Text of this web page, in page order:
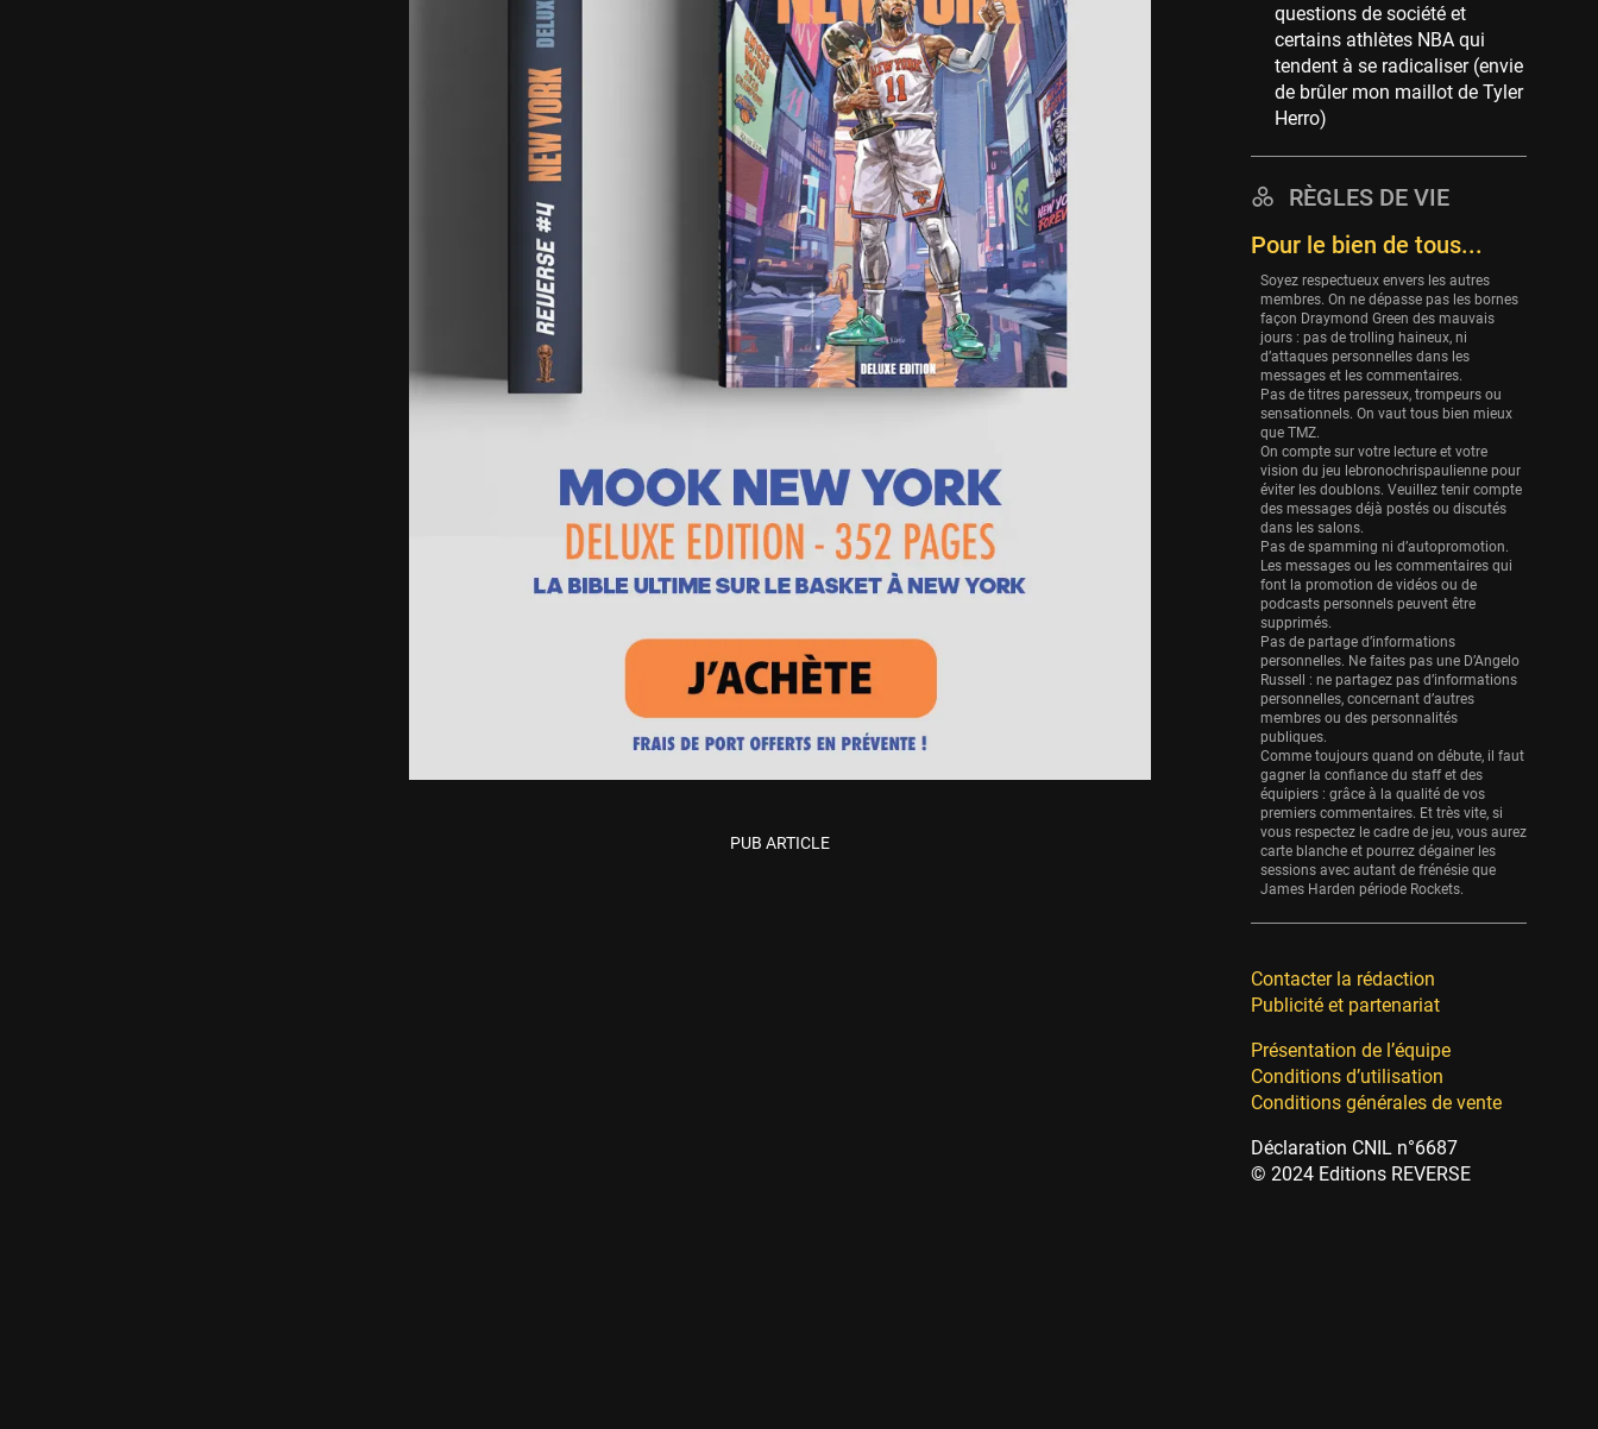
PUB ARTICLE
Euroleague
34 sessions
Charlotte Hornets
32 sessions
31 sessions
Washington Wizards
29 sessions
Portland Trail Blazers
27 sessions
Eurobasket
25 sessions
Detroit Pistons
25 sessions
Brooklyn Nets
24 sessions
Sacramento Kings
24 sessions
Utah Jazz
22 sessions
Toronto Raptors
18 sessions
REVERSE
11 sessions
Bleues
0 sessions
questions de société et
certains athlètes NBA qui
tendent à se radicaliser (envie
de brûler mon maillot de Tyler
Herro)
RÈGLES DE VIE
Pour le bien de tous...
Soyez respectueux envers les autres
membres. On ne dépasse pas les bornes
façon Draymond Green des mauvais
jours : pas de trolling haineux, ni
d’attaques personnelles dans les
messages et les commentaires.
Pas de titres paresseux, trompeurs ou
sensationnels. On vaut tous bien mieux
que TMZ.
On compte sur votre lecture et votre
vision du jeu lebronochrispaulienne pour
éviter les doublons. Veuillez tenir compte
des messages déjà postés ou discutés
dans les salons.
Pas de spamming ni d’autopromotion.
Les messages ou les commentaires qui
font la promotion de vidéos ou de
podcasts personnels peuvent être
supprimés.
Pas de partage d’informations
personnelles. Ne faites pas une D’Angelo
Russell : ne partagez pas d’informations
personnelles, concernant d’autres
membres ou des personnalités
publiques.
Comme toujours quand on débute, il faut
gagner la confiance du staff et des
équipiers : grâce à la qualité de vos
premiers commentaires. Et très vite, si
vous respectez le cadre de jeu, vous aurez
carte blanche et pourrez dégainer les
sessions avec autant de frénésie que
James Harden période Rockets.
Contacter la rédaction
Publicité et partenariat
Présentation de l’équipe
Conditions d’utilisation
Conditions générales de vente
Déclaration CNIL n°6687
© 2024 Editions REVERSE